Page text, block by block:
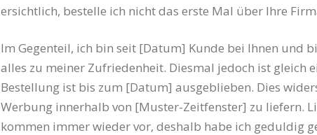
ersichtlich, bestelle ich nicht das erste Mal über Ihre
Im Gegenteil, ich bin seit [Datum] Kunde bei Ihnen und
alles zu meiner Zufriedenheit. Diesmal jedoch ist gleich
Bestellung ist bis zum [Datum] ausgeblieben. Dies
Werbung innerhalb von [Muster-Zeitfenster] zu liefern.
kommen immer wieder vor, deshalb habe ich geduldig